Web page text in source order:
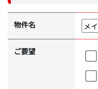
物件名
ご要望